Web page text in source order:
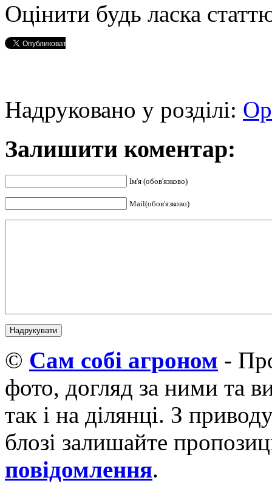
Оцінити будь ласка
Надруковано у розділі:
Залишити коментар:
Ім'я (обов'язково)
Mail(обов'язково)
© Cам собі агроном -
фото, догляд за ними та
так і на ділянці. З
блозі залишайте
повідомлення.